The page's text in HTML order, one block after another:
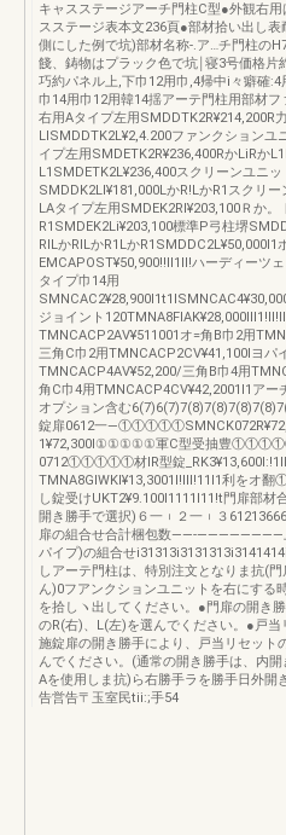
キャスステージアーチ門柱C型●外観右用
スステージ表本文236頁●部材拾い出し表
側にした例で坑)部材名称‐.ア…チ門柱の
餞、鋳物はプラック色で坑￨寝3号価格片
巧約パネル上,下巾12用巾,4帰中i々癖確
巾14用巾12用韓14揺アーテ門柱用部材フ
右用Aタイプ左用SMDDTK2R¥214,200R
LlSMDDTK2L¥2,4.200ファンクションユ
イプ左用SMDETK2R¥236,400RかLiRか
L1SMDETK2L¥236,400スクリーンユニ
SMDDK2LI¥181,000LかR!LかR1スクリ
LAタイプ左用SMDEK2RI¥203,100Ｒか。
R1SMDEK2Li¥203,100標準P弓柱堺
RlLかRlLかR1LかR1SMDDC2L¥50,000l1
EMCAPOST¥50,900!!ll1ll!ハーディーツ
タイプ巾14用
ジョイント
TMNCACP2AV¥511001オ=角B巾2用
三角C巾2用TMNCACP2CV¥41,100lヨパ
TMNCACP4AV¥52,200/三角B巾4用
角C巾4用TMNCACP4CV¥42,2001l1アー
オプション含む
錠扉0612一
1¥72,300l①①①①①軍C型受抽豊①①①①①
0712①①①①①材IR型錠
TMNA8GIWKI¥13,3001l!lll!11l1利
し錠受けUKT2¥9.100l1111l11!t門扉部材
開き勝手で選択)６一︲２一︲３
扉の組合せ合計梱包数――‐――――――――
パイプ)の組合せ
しアーテ門柱は、特別注文となりま抗(
ん)0フアンクションユニットを右にする
を拾しヽ出してください。●門扉の開き
のR(右)、L(左)を選んでください。●戸
施錠扉の開き勝手により、戸当リセット
んでください。(通常の開き勝手は、内
Aを使用しま抗)ら右勝手ラを勝手日外開
告営告〒玉室民tii:;手54